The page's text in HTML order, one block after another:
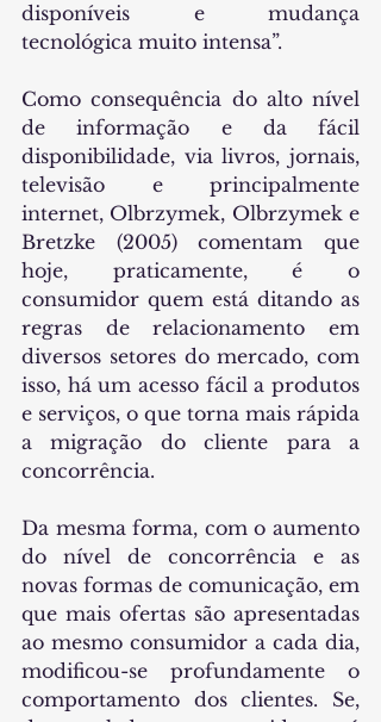
disponíveis e mudança
tecnológica muito intensa”.
Como consequência do alto nível
de informação e da fácil
disponibilidade, via livros, jornais,
televisão e principalmente
internet, Olbrzymek, Olbrzymek e
Bretzke (2005) comentam que
hoje, praticamente, é o
consumidor quem está ditando as
regras de relacionamento em
diversos setores do mercado, com
isso, há um acesso fácil a produtos
e serviços, o que torna mais rápida
a migração do cliente para a
concorrência.
Da mesma forma, com o aumento
do nível de concorrência e as
novas formas de comunicação, em
que mais ofertas são apresentadas
ao mesmo consumidor a cada dia,
modificou-se profundamente o
comportamento dos clientes. Se,